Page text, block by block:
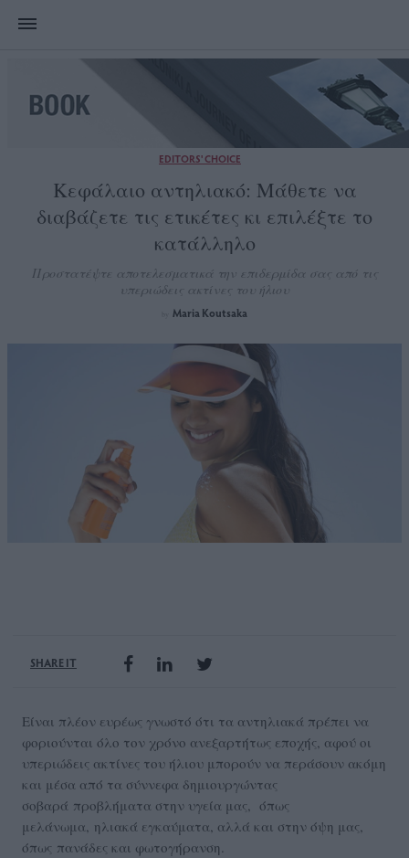
EDITORS' CHOICE
Κεφάλαιο αντηλιακό: Μάθετε να
διαβάζετε τις ετικέτες κι επιλέξτε το
κατάλληλο
Προστατέψτε αποτελεσματικά την επιδερμίδα σας από τις
υπεριώδεις ακτίνες του ήλιου
Maria Koutsaka
SHARE IT
Είναι πλέον ευρέως γνωστό ότι τα αντηλιακά πρέπει να
φοριούνται όλο τον χρόνο ανεξαρτήτως εποχής, αφού οι
υπεριώδεις ακτίνες του ήλιου μπορούν να περάσουν ακόμη
και μέσα από τα σύννεφα δημιουργώντας
σοβαρά προβλήματα στην υγεία μας, όπως
μελάνωμα, ηλιακά εγκαύματα, αλλά και στην όψη μας,
όπως πανάδες και φωτογήρανση.